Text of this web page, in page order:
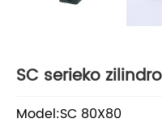
SC serieko
Model:SC 80X80